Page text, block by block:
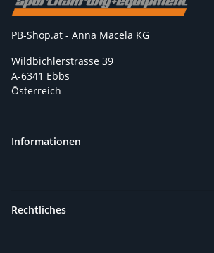
PB-Shop.at - Anna Macela KG
Wildbichlerstrasse 39
A-6341 Ebbs
Österreich
Informationen
Rechtliches